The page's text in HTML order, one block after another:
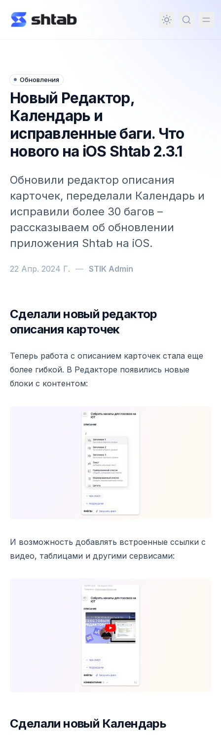
содержимому
Обновления
Новый Редактор,
Календарь и
исправленные баги. Что
нового на iOS Shtab 2.3.1
Обновили редактор описания
карточек, переделали Календарь и
исправили более 30 багов –
рассказываем об обновлении
приложения Shtab на iOS.
22 Апр. 2024 Г. — STIK Admin
Новый Редактор, Календарь и исправленные баги.
Сделали новый редактор
описания карточек
Теперь работа с описанием карточек стала еще
более гибкой. В Редакторе появились новые
блоки с контентом:
И возможность добавлять встроенные ссылки с
видео, таблицами и другими сервисами:
Сделали новый Календарь